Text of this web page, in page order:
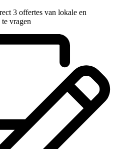
3 offertes van lokale en
vragen